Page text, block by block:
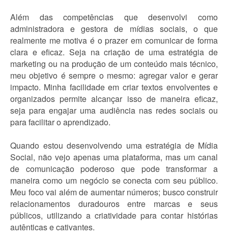
Além das competências que desenvolvi como
administradora e gestora de mídias sociais, o que
realmente me motiva é o prazer em comunicar de forma
clara e eficaz. Seja na criação de uma estratégia de
marketing ou na produção de um conteúdo mais técnico,
meu objetivo é sempre o mesmo: agregar valor e gerar
impacto. Minha facilidade em criar textos envolventes e
organizados permite alcançar isso de maneira eficaz,
seja para engajar uma audiência nas redes sociais ou
para facilitar o aprendizado.
Quando estou desenvolvendo uma estratégia de Mídia
Social, não vejo apenas uma plataforma, mas um canal
de comunicação poderoso que pode transformar a
maneira como um negócio se conecta com seu público.
Meu foco vai além de aumentar números; busco construir
relacionamentos duradouros entre marcas e seus
públicos, utilizando a criatividade para contar histórias
autênticas e cativantes.